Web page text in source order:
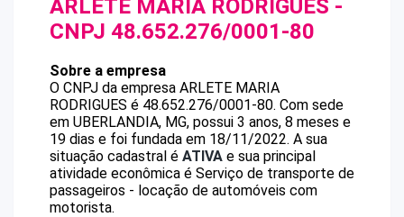
ARLETE MARIA RODRIGUES -
CNPJ 48.652.276/0001-80
Sobre a empresa
O CNPJ da empresa ARLETE MARIA
RODRIGUES é 48.652.276/0001-80. Com sede
em UBERLANDIA, MG, possui 3 anos, 8 meses e
19 dias e foi fundada em 18/11/2022. A sua
situação cadastral é ATIVA e sua principal
atividade econômica é Serviço de transporte de
passageiros - locação de automóveis com
motorista.